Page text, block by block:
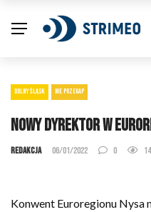
DOLNY ŚLĄSK NIE PRZEGAP
Nowy dyrektor w
Redakcja 06/01/2022 0
Konwent Euroregionu Nysa